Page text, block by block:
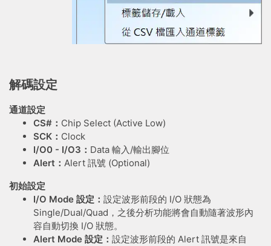
解碼設定
通道設定
CS#： Chip Select (Active Low)
SCK： Clock
I/O0 - I/O3： Data 輸入/輸出腳位
Alert： Alert 訊號 (Optional)
初始設定
I/O Mode 設定： 設定波形前段的 I/O 狀態為
Single/Dual/Quad，之後分析功能將會自動隨著波形內
容自動切換 I/O 狀態。
Alert Mode 設定： 設定波形前段的 Alert 訊號是來自